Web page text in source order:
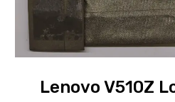
Lenovo V510Z